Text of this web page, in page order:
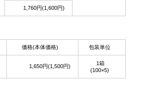
1,760円(1,600円)
価格(本体価格) 包装単位
1,650円(1,500円)
1箱
(100×5)